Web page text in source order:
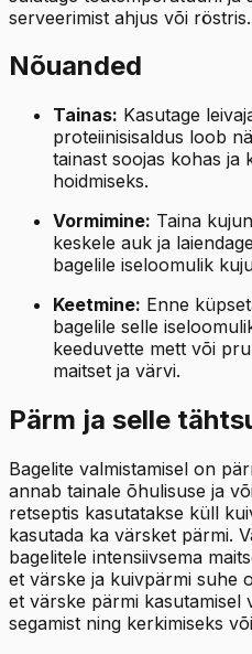
serveerimist ahjus või röstris.
Nõuanded
Tainas: Kasutage
proteiinisisaldus loob
tainast soojas kohas ja
hoidmiseks.
Vormimine: Taina
keskele auk ja
bagelile iseloomulik
Keetmine: Enne
bagelile selle
keeduvette mett või
maitset ja värvi.
Pärm ja selle
Bagelite valmistamisel on
annab tainale õhulisuse ja
retseptis kasutatakse küll
kasutada ka värsket pärmi.
bagelitele intensiivsema
et värske ja kuivpärmi suhe
et värske pärmi kasutamisel
segamist ning kerkimiseks